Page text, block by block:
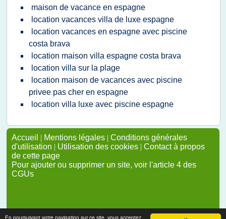
En poursuivant votre navigation sur ce site, vous acceptez
maison de vacance en espagne
location vacances villa de luxe espagne
location vacances en espagne avec piscine
costa brava
location maison villa espagne costa brava
location villa sur la plage
location maison de vacances avec piscine
privee pas cher en espagne
location villa luxe avec piscine espagne
Accueil | Mentions légales | Conditions générales
d'utilisation | Utilisation des cookies | Contact à propos
de cette page
Pour ajouter ou supprimer un site, voir l'article 4 des
CGUs